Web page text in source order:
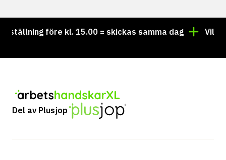
före kl. 15.00 = skickas samma dag Vill du
Del av Plusjop